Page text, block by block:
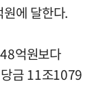
에 달한다.
억원보다
금 11조1079